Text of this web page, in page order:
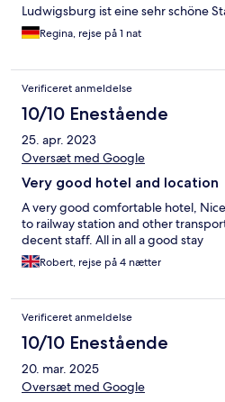
Ludwigsburg ist eine sehr schöne
Regina, rejse på 1 nat
Verificeret anmeldelse
10/10 Enestående
25. apr. 2023
Oversæt med Google
Very good hotel and location
A very good comfortable hotel,
to railway station and other
decent staff. All in all a good stay
Robert, rejse på 4 nætter
Verificeret anmeldelse
10/10 Enestående
20. mar. 2025
Oversæt med Google